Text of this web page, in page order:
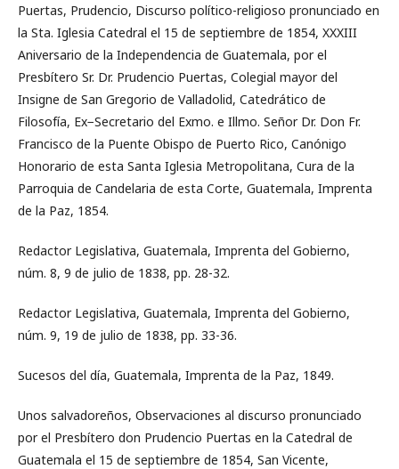
Puertas, Prudencio, Discurso político-religioso pronunciado en
la Sta. Iglesia Catedral el 15 de septiembre de 1854, XXXIII
Aniversario de la Independencia de Guatemala, por el
Presbítero Sr. Dr. Prudencio Puertas, Colegial mayor del
Insigne de San Gregorio de Valladolid, Catedrático de
Filosofía, Ex−Secretario del Exmo. e Illmo. Señor Dr. Don Fr.
Francisco de la Puente Obispo de Puerto Rico, Canónigo
Honorario de esta Santa Iglesia Metropolitana, Cura de la
Parroquia de Candelaria de esta Corte, Guatemala, Imprenta
de la Paz, 1854.
Redactor Legislativa, Guatemala, Imprenta del Gobierno,
núm. 8, 9 de julio de 1838, pp. 28-32.
Redactor Legislativa, Guatemala, Imprenta del Gobierno,
núm. 9, 19 de julio de 1838, pp. 33-36.
Sucesos del día, Guatemala, Imprenta de la Paz, 1849.
Unos salvadoreños, Observaciones al discurso pronunciado
por el Presbítero don Prudencio Puertas en la Catedral de
Guatemala el 15 de septiembre de 1854, San Vicente,